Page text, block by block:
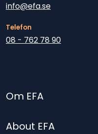
info@efa.se
Telefon
08 - 762 78 90
Om EFA
About EFA